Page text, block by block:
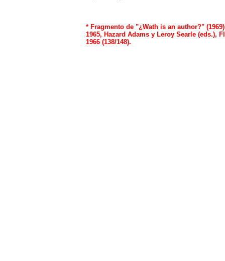
* Fragmento de "¿Wath is an author?"
1965, Hazard Adams y Leroy Searle (eds.),
1966 (138/148).